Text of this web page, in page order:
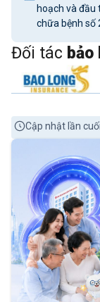
hoạch và đầu
chữa bệnh số
Đối tác bảo
Cập nhật lần